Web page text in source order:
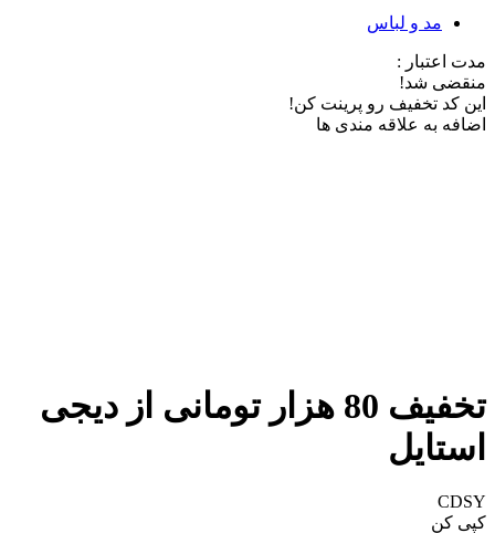
مد و لباس
مدت اعتبار :
منقضی شد!
این کد تخفیف رو پرینت کن!
اضافه به علاقه مندی ها
تخفیف 80 هزار تومانی از دیجی
استایل
CDSY
کپی کن